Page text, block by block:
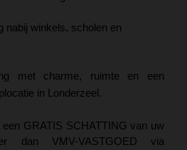
nabij winkels, scholen en
met charme, ruimte en een
in Londerzeel.
GRATIS SCHATTING van uw
dan VMV-VASTGOED via